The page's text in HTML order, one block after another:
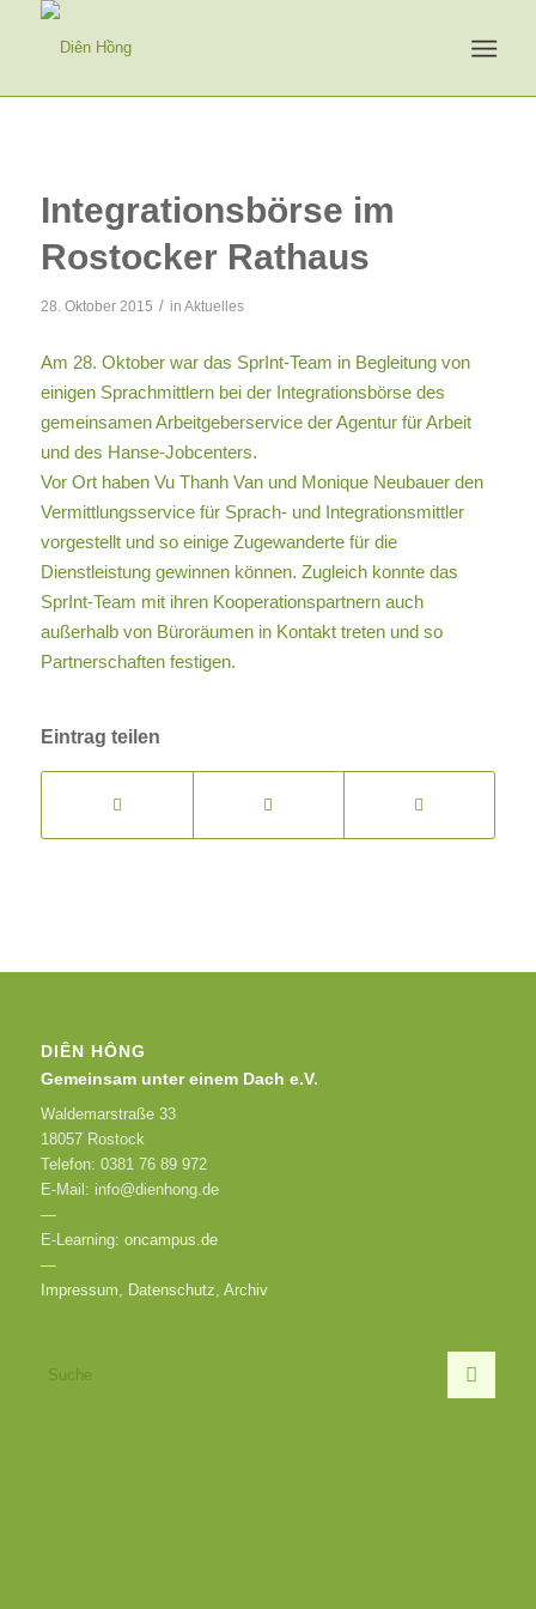
Integrationsbörse im
Rostocker Rathaus
28. Oktober 2015 / in Aktuelles
Am 28. Oktober war das SprInt-Team in Begleitung von
einigen Sprachmittlern bei der Integrationsbörse des
gemeinsamen Arbeitgeberservice der Agentur für Arbeit
und des Hanse-Jobcenters.
Vor Ort haben Vu Thanh Van und Monique Neubauer den
Vermittlungsservice für Sprach- und Integrationsmittler
vorgestellt und so einige Zugewanderte für die
Dienstleistung gewinnen können. Zugleich konnte das
SprInt-Team mit ihren Kooperationspartnern auch
außerhalb von Büroräumen in Kontakt treten und so
Partnerschaften festigen.
Eintrag teilen
DIÊN HÔNG
Gemeinsam unter einem Dach e.V.
Waldemarstraße 33
18057 Rostock
Telefon: 0381 76 89 972
E-Mail: info@dienhong.de
—
E-Learning: oncampus.de
—
Impressum
Datenschutz Archiv